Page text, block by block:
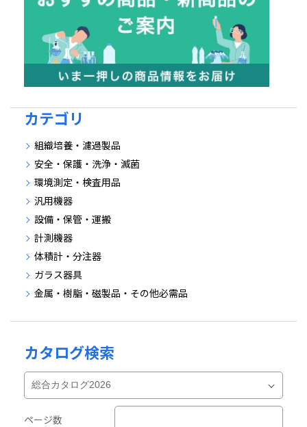
カテゴリ
組織培養・濾過製品
安全・保護・洗浄・滅菌
環境測定・検査用品
汎用機器
設備・保管・運搬
計測機器
体積計・分注器
ガラス器具
金属・樹脂・磁製品・その他必需品
カタログ検索
ページ数